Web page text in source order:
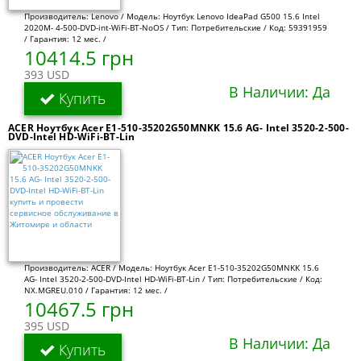
Производитель: Lenovo / Модель: Ноутбук Lenovo IdeaPad G500 15.6 Intel
2020M- 4-500-DVD-int-WiFi-BT-NoOS / Тип: Потребительские / Код: 59391959
/ Гарантия: 12 мес. /
10414.5 грн
393 USD
Купить В Наличии: Да
ACER Ноутбук Acer E1-510-35202G50MNKK 15.6 AG- Intel 3520-2-500-
DVD-Intel HD-WiFi-BT-Lin
Производитель: ACER / Модель: Ноутбук Acer E1-510-35202G50MNKK 15.6
AG- Intel 3520-2-500-DVD-Intel HD-WiFi-BT-Lin / Тип: Потребительские / Код:
NX.MGREU.010 / Гарантия: 12 мес. /
10467.5 грн
395 USD
Купить В Наличии: Да